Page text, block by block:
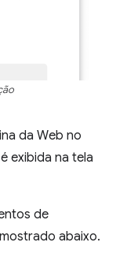
da Web no
é exibida na tela
de
abaixo.